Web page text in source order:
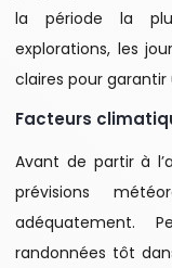
la période la
explorations, les
claires pour
Facteurs
Avant de partir à
prévisions
adéquatement.
randonnées tôt